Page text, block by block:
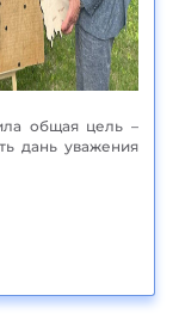
общая цель –
дань уважения